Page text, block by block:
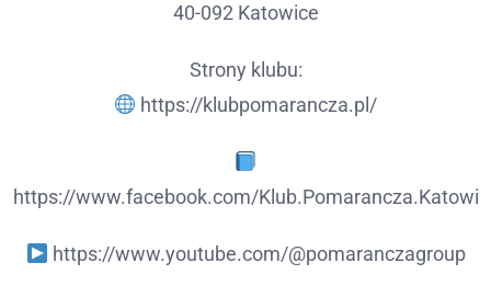
40-092 Katowice
Strony klubu:
https://klubpomarancza.pl/
https://www.facebook.com/
https://www.youtube.com/@pomaranczagroup